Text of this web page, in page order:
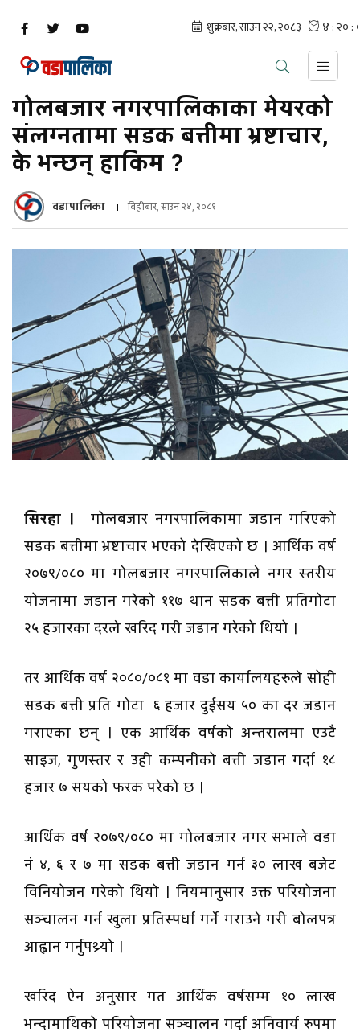
गोलबजार नगरपालिकाका मेयरको
संलग्नतामा सडक बत्तीमा भ्रष्टाचार,
के भन्छन् हाकिम ?
वडापालिका बिहीबार, साउन २४, २०८१
सिरहा ।
गोलबजार नगरपालिकामा जडान गरिएको
सडक बत्तीमा भ्रष्टाचार भएको देखिएको छ । आर्थिक वर्ष
२०७९/०८० मा गोलबजार नगरपालिकाले नगर स्तरीय
योजनामा जडान गरेको ११७ थान सडक बत्ती प्रतिगोटा
२५ हजारका दरले खरिद गरी जडान गरेको थियो ।
तर आर्थिक वर्ष २०८०/०८१ मा वडा कार्यालयहरुले सोही
सडक बत्ती प्रति गोटा ६ हजार दुईसय ५० का दर जडान
गराएका छन् । एक आर्थिक वर्षको अन्तरालमा एउटै
साइज, गुणस्तर र उही कम्पनीको बत्ती जडान गर्दा १८
हजार ७ सयको फरक परेको छ ।
आर्थिक वर्ष २०७९/०८० मा गोलबजार नगर सभाले वडा
नंं ४, ६ र ७ मा सडक बत्ती जडान गर्न ३० लाख बजेट
विनियोजन गरेको थियो । नियमानुसार उक्त परियोजना
सञ्चालन गर्न खुला प्रतिस्पर्धा गर्ने गराउने गरी बोलपत्र
आह्वान गर्नुपथ्र्यो ।
खरिद ऐन अनुसार गत आर्थिक वर्षसम्म १० लाख
भन्दामाथिको परियोजना सञ्चालन गर्दा अनिवार्य रुपमा